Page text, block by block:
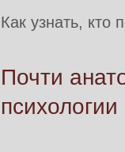
Как узнать,
Почти